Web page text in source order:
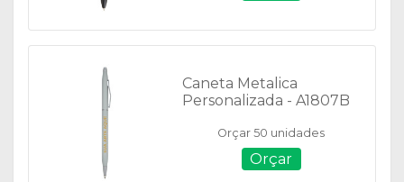
Caneta Metalica
Personalizada - A1807B
Orçar 50 unidades
Orçar